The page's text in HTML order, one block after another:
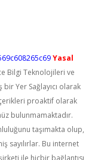
Yasal
Bilgi Teknolojileri ve
Yer Sağlayıcı olarak
proaktif olarak
bulunmamaktadır.
taşımakta olup,
sayılırlar. Bu internet
ile hiçbir bağlantısı